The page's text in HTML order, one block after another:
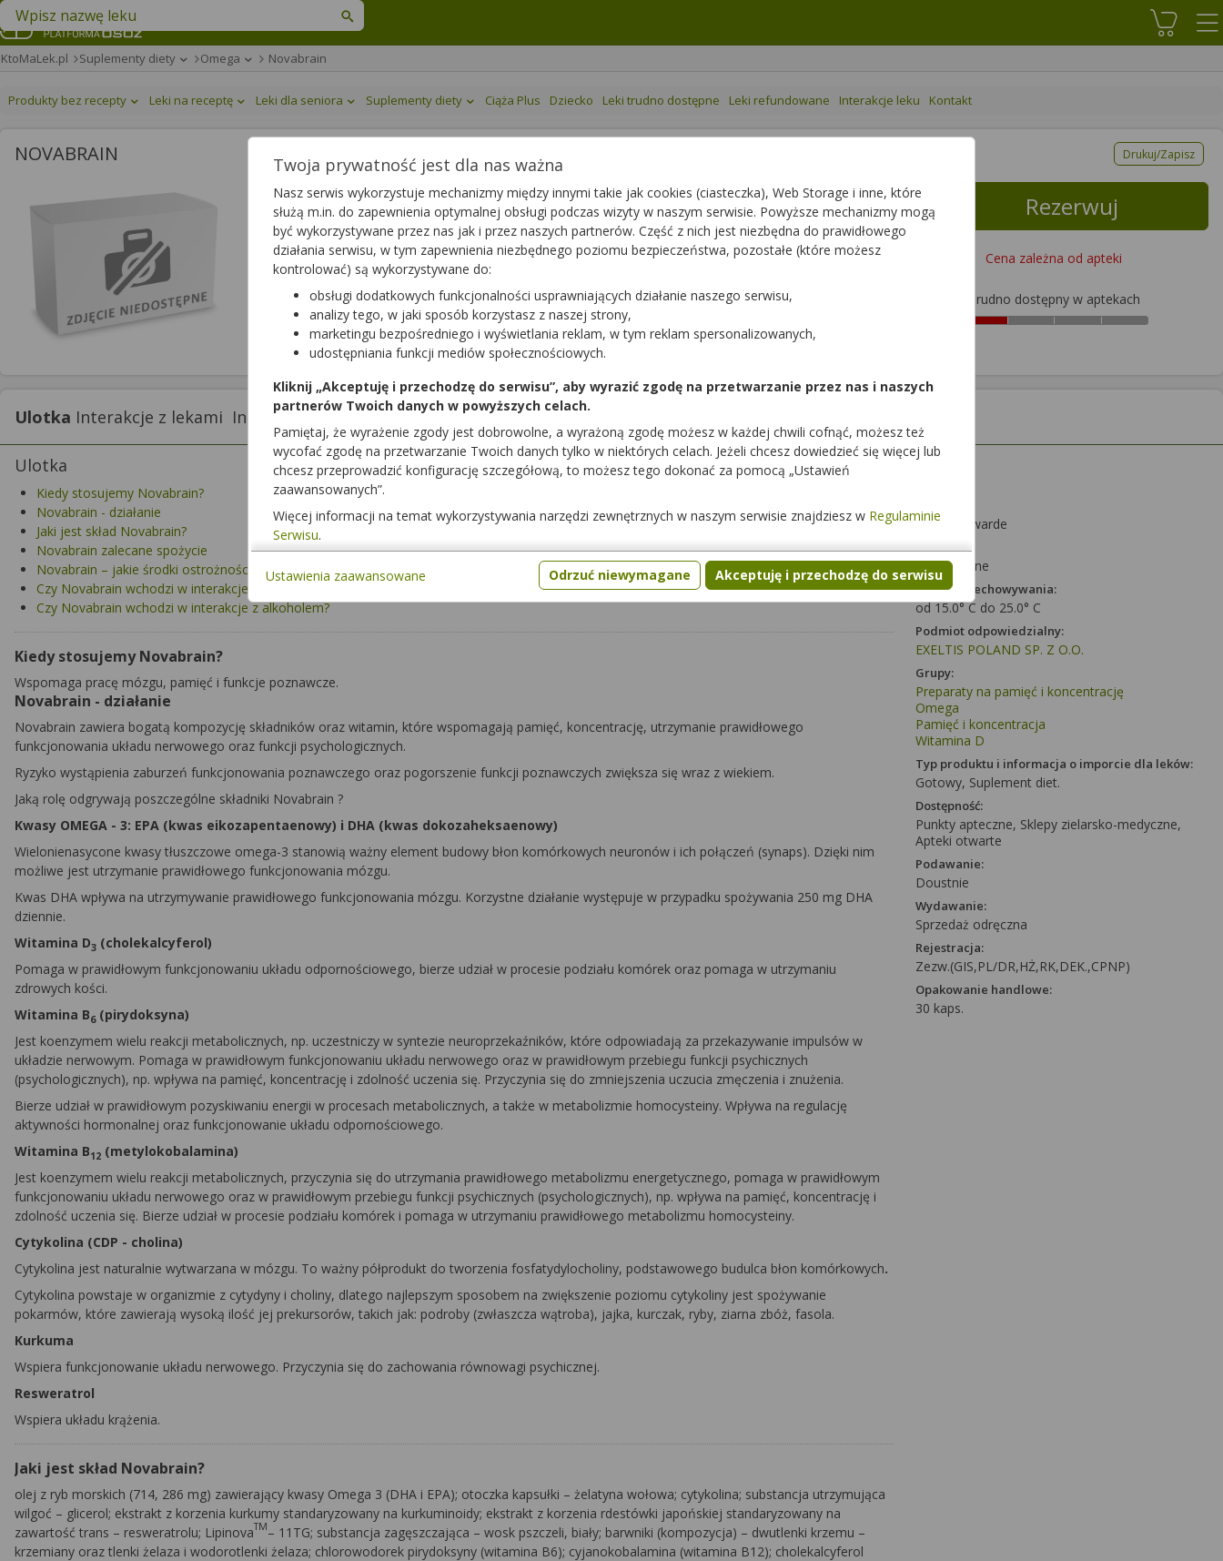
Koszyk
Znajdź lek w swojej okolicy
KtoMaLek.pl Suplementy diety Omega Novabrain
Produkty bez recepty Leki na receptę Leki dla seniora Suplementy diety Ciąża Plus Dziecko Leki trudno dostępne Leki refundowane Interakcje leku Kontakt
NOVABRAIN Drukuj/Zapisz
Novabrain
kapsułki twarde| | 30 kaps.
suplement diety
Rezerwuj
Cena zależna od apteki
Trudno dostępny w aptekach
Ulotka Interakcje z lekami Interakcje z żywnością PytaniaGdzie kupić
Ulotka
Kiedy stosujemy Novabrain?
Novabrain - działanie
Jaki jest skład Novabrain?
Novabrain zalecane spożycie
Novabrain – jakie środki ostrożności należy zachować?
Czy Novabrain wchodzi w interakcje z innymi lekami?
Czy Novabrain wchodzi w interakcje z alkoholem?
Kiedy stosujemy Novabrain?
Wspomaga pracę mózgu, pamięć i funkcje poznawcze.
Novabrain - działanie
Novabrain zawiera bogatą kompozycję składników oraz witamin, które wspomagają pamięć, koncentrację, utrzymanie prawidłowego
funkcjonowania układu nerwowego oraz funkcji psychologicznych.
Ryzyko wystąpienia zaburzeń funkcjonowania poznawczego oraz pogorszenie funkcji poznawczych zwiększa się wraz z wiekiem.
Jaką rolę odgrywają poszczególne składniki Novabrain ?
Kwasy OMEGA - 3: EPA (kwas eikozapentaenowy) i DHA (kwas dokozaheksaenowy)
Wielonienasycone kwasy tłuszczowe omega-3 stanowią ważny element budowy błon komórkowych neuronów i ich połączeń (synaps). Dzięki nim
możliwe jest utrzymanie prawidłowego funkcjonowania mózgu.
Kwas DHA wpływa na utrzymywanie prawidłowego funkcjonowania mózgu. Korzystne działanie występuje w przypadku spożywania 250 mg DHA
dziennie.
Witamina D3 (cholekalcyferol)
Pomaga w prawidłowym funkcjonowaniu układu odpornościowego, bierze udział w procesie podziału komórek oraz pomaga w utrzymaniu
zdrowych kości.
Witamina B6 (pirydoksyna)
Jest koenzymem wielu reakcji metabolicznych, np. uczestniczy w syntezie neuroprzekaźników, które odpowiadają za przekazywanie impulsów w
układzie nerwowym. Pomaga w prawidłowym funkcjonowaniu układu nerwowego oraz w prawidłowym przebiegu funkcji psychicznych
(psychologicznych), np. wpływa na pamięć, koncentrację i zdolność uczenia się. Przyczynia się do zmniejszenia uczucia zmęczenia i znużenia.
Bierze udział w prawidłowym pozyskiwaniu energii w procesach metabolicznych, a także w metabolizmie homocysteiny. Wpływa na regulację
aktywności hormonalnej oraz funkcjonowanie układu odpornościowego.
Witamina B12 (metylokobalamina)
Jest koenzymem wielu reakcji metabolicznych, przyczynia się do utrzymania prawidłowego metabolizmu energetycznego, pomaga w prawidłowym
funkcjonowaniu układu nerwowego oraz w prawidłowym przebiegu funkcji psychicznych (psychologicznych), np. wpływa na pamięć, koncentrację i
zdolność uczenia się. Bierze udział w procesie podziału komórek i pomaga w utrzymaniu prawidłowego metabolizmu homocysteiny.
Cytykolina (CDP - cholina)
Cytykolina jest naturalnie wytwarzana w mózgu. To ważny półprodukt do tworzenia fosfatydylocholiny, podstawowego budulca błon komórkowych.
Cytykolina powstaje w organizmie z cytydyny i choliny, dlatego najlepszym sposobem na zwiększenie poziomu cytykoliny jest spożywanie
pokarmów, które zawierają wysoką ilość jej prekursorów, takich jak: podroby (zwłaszcza wątroba), jajka, kurczak, ryby, ziarna zbóż, fasola.
Kurkuma
Wspiera funkcjonowanie układu nerwowego. Przyczynia się do zachowania równowagi psychicznej.
Resweratrol
Wspiera układu krążenia.
Jaki jest skład Novabrain?
olej z ryb morskich (714, 286 mg) zawierający kwasy Omega 3 (DHA i EPA); otoczka kapsułki – żelatyna wołowa; cytykolina; substancja utrzymująca
wilgoć – glicerol; ekstrakt z korzenia kurkumy standaryzowany na kurkuminoidy; ekstrakt z korzenia rdestówki japońskiej standaryzowany na
zawartość trans – resweratrolu; LipinovaTM– 11TG; substancja zagęszczająca – wosk pszczeli, biały; barwniki (kompozycja) – dwutlenki krzemu –
krzemiany oraz tlenki żelaza i wodorotlenki żelaza; chlorowodorek pirydoksyny (witamina B6); cyjanokobalamina (witamina B12); cholekalcyferol
Dawka:
kapsułki twarde
Działanie:
Wewnętrzne
Temp. przechowywania:
od 15.0° C do 25.0° C
Podmiot odpowiedzialny:
EXELTIS POLAND SP. Z O.O.
Grupy:
Preparaty na pamięć i koncentrację
Omega
Pamięć i koncentracja
Witamina D
Typ produktu i informacja o imporcie dla leków:
Gotowy, Suplement diet.
Dostępność:
Punkty apteczne, Sklepy zielarsko-medyczne,
Apteki otwarte
Podawanie:
Doustnie
Wydawanie:
Sprzedaż odręczna
Rejestracja:
Zezw.(GIS,PL/DR,HŻ,RK,DEK.,CPNP)
Opakowanie handlowe:
30 kaps.
Twoja prywatność jest dla nas ważna
Nasz serwis wykorzystuje mechanizmy między innymi takie jak cookies (ciasteczka), Web Storage i inne, które
służą m.in. do zapewnienia optymalnej obsługi podczas wizyty w naszym serwisie. Powyższe mechanizmy mogą
być wykorzystywane przez nas jak i przez naszych partnerów. Część z nich jest niezbędna do prawidłowego
działania serwisu, w tym zapewnienia niezbędnego poziomu bezpieczeństwa, pozostałe (które możesz
kontrolować) są wykorzystywane do:
obsługi dodatkowych funkcjonalności usprawniających działanie naszego serwisu,
analizy tego, w jaki sposób korzystasz z naszej strony,
marketingu bezpośredniego i wyświetlania reklam, w tym reklam spersonalizowanych,
udostępniania funkcji mediów społecznościowych.
Kliknij „Akceptuję i przechodzę do serwisu”, aby wyrazić zgodę na przetwarzanie przez nas i naszych
partnerów Twoich danych w powyższych celach.
Pamiętaj, że wyrażenie zgody jest dobrowolne, a wyrażoną zgodę możesz w każdej chwili cofnąć, możesz też
wycofać zgodę na przetwarzanie Twoich danych tylko w niektórych celach. Jeżeli chcesz dowiedzieć się więcej lub
chcesz przeprowadzić konfigurację szczegółową, to możesz tego dokonać za pomocą „Ustawień
zaawansowanych”.
Więcej informacji na temat wykorzystywania narzędzi zewnętrznych w naszym serwisie znajdziesz w Regulaminie
Serwisu.
Odrzuć niewymagane Akceptuję i przechodzę do serwisu
Ustawienia zaawansowane